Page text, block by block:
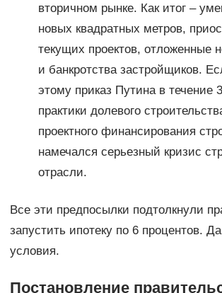
вторичном рынке. Как итог –
новых квадратных метров,
текущих проектов, отложенные
и банкротства застройщиков.
этому приказ Путина в течение
практики долевого
проектного финансирования
намечался серьезный кризис
отрасли.
Все эти предпосылки подтолкнули
запустить ипотеку по 6 процентов.
условия.
Постановление